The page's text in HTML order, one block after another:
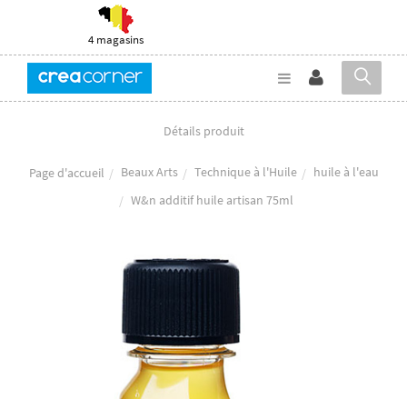
4 magasins
Détails produit
Page d'accueil Beaux Arts Technique à l'Huile
huile à l'eau
W&n additif huile artisan 75ml